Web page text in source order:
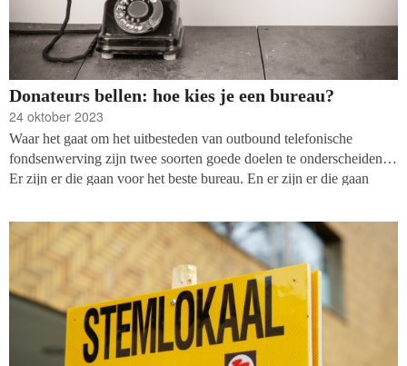
Donateurs bellen: hoe kies je een bureau?
24 oktober 2023
Waar het gaat om het uitbesteden van outbound telefonische
fondsenwerving zijn twee soorten goede doelen te onderscheiden.
Er zijn er die gaan voor het beste bureau. En er zijn er die gaan
het lijkt. Jeroen Hogenhout vindt het de hoogste tijd om hier eens in
te duiken.